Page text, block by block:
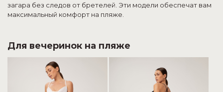
загара без следов от бретелей. Эти модели обеспечат вам
максимальный комфорт на пляже.
Для вечеринок на пляже